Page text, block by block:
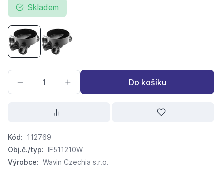
Skladem
revizní šachta PP T2 400x160 pravý i levý přítok -
revizní šachta PP T2 315x150
Do košíku
Kód: 112769
Obj.č./typ: IF511210W
Výrobce: Wavin Czechia s.r.o.